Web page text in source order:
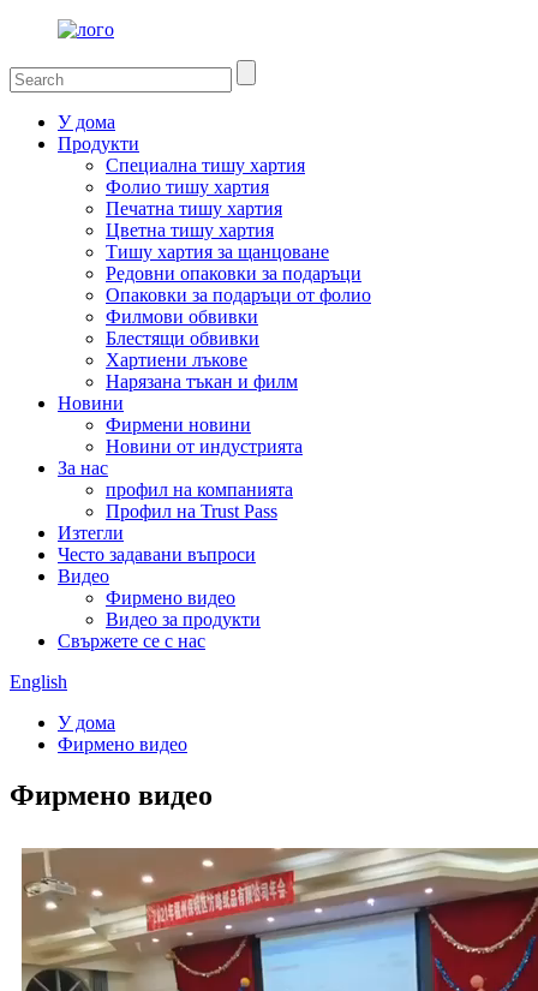
У дома
Продукти
Специална тишу хартия
Фолио тишу хартия
Печатна тишу хартия
Цветна тишу хартия
Тишу хартия за щанцоване
Редовни опаковки за подаръци
Опаковки за подаръци от фолио
Филмови обвивки
Блестящи обвивки
Хартиени лъкове
Нарязана тъкан и филм
Новини
Фирмени новини
Новини от индустрията
За нас
профил на компанията
Профил на Trust Pass
Изтегли
Често задавани въпроси
Видео
Фирмено видео
Видео за продукти
Свържете се с нас
English
У дома
Фирмено видео
Фирмено видео